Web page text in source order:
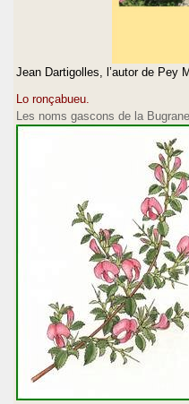
Jean Dartigolles, l’autor de Pey
Lo ronçabueu.
Les noms gascons de la Bugrane.